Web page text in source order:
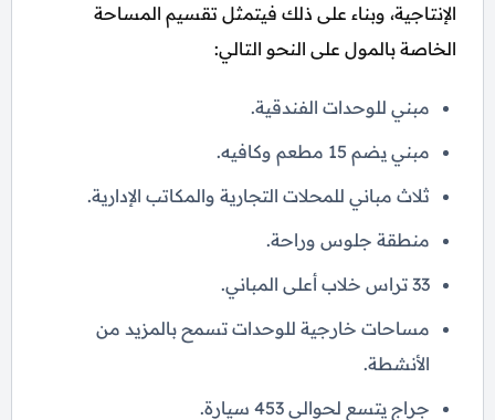
الإنتاجية، وبناء على ذلك فيتمثل تقسيم المساحة
الخاصة بالمول على النحو التالي:
مبني للوحدات الفندقية.
مبني يضم 15 مطعم وكافيه.
ثلاث مباني للمحلات التجارية والمكاتب الإدارية.
منطقة جلوس وراحة.
33 تراس خلاب أعلى المباني.
مساحات خارجية للوحدات تسمح بالمزيد من
الأنشطة.
جراج يتسع لحوالي 453 سيارة.